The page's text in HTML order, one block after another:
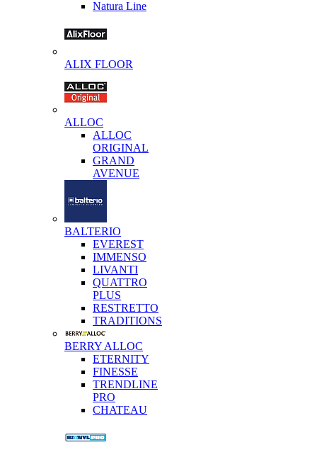
Natura Line
ALIX FLOOR
ALLOC
ALLOC
ORIGINAL
GRAND
AVENUE
BALTERIO
EVEREST
IMMENSO
LIVANTI
QUATTRO
PLUS
RESTRETTO
TRADITIONS
BERRY ALLOC
ETERNITY
FINESSE
TRENDLINE
PRO
CHATEAU